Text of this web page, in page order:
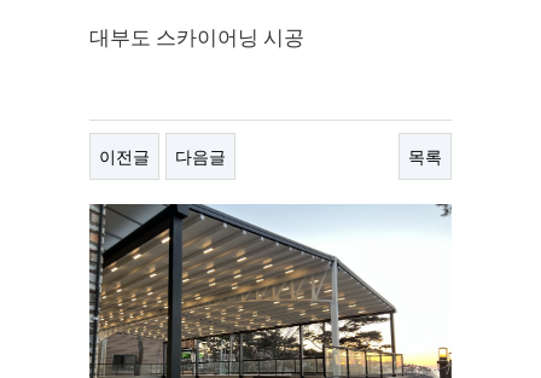
대부도 스카이어닝 시공
이전글 다음글 목록